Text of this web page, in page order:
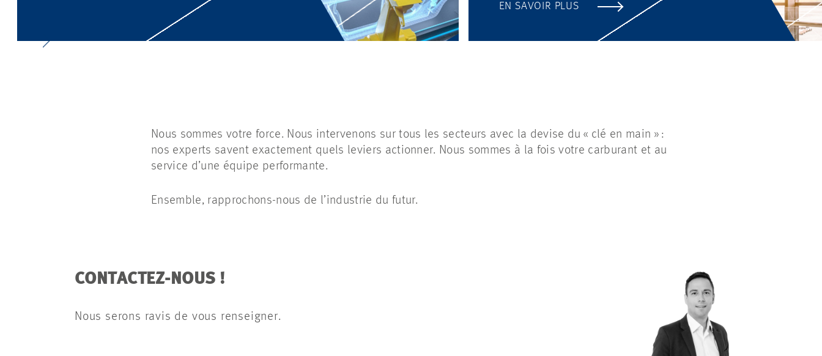
EN SAVOIR PLUS
Nous sommes votre force. Nous intervenons sur tous les secteurs avec la devise du « clé en main » :
nos experts savent exactement quels leviers actionner. Nous sommes à la fois votre carburant et au
service d’une équipe performante.
Ensemble, rapprochons-nous de l’industrie du futur.
CONTACTEZ-NOUS !
Nous serons ravis de vous renseigner.